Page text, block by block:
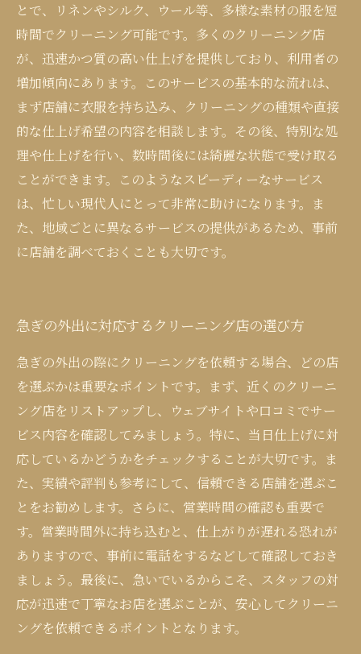
とで、リネンやシルク、ウール等、多様な素材の服を短
時間でクリーニング可能です。多くのクリーニング店
が、迅速かつ質の高い仕上げを提供しており、利用者の
増加傾向にあります。このサービスの基本的な流れは、
まず店舗に衣服を持ち込み、クリーニングの種類や直接
的な仕上げ希望の内容を相談します。その後、特別な処
理や仕上げを行い、数時間後には綺麗な状態で受け取る
ことができます。このようなスピーディーなサービス
は、忙しい現代人にとって非常に助けになります。ま
た、地域ごとに異なるサービスの提供があるため、事前
に店舗を調べておくことも大切です。
急ぎの外出に対応するクリーニング店の選び方
急ぎの外出の際にクリーニングを依頼する場合、どの店
を選ぶかは重要なポイントです。まず、近くのクリーニ
ング店をリストアップし、ウェブサイトや口コミでサー
ビス内容を確認してみましょう。特に、当日仕上げに対
応しているかどうかをチェックすることが大切です。ま
た、実績や評判も参考にして、信頼できる店舗を選ぶこ
とをお勧めします。さらに、営業時間の確認も重要で
す。営業時間外に持ち込むと、仕上がりが遅れる恐れが
ありますので、事前に電話をするなどして確認しておき
ましょう。最後に、急いでいるからこそ、スタッフの対
応が迅速で丁寧なお店を選ぶことが、安心してクリーニ
ングを依頼できるポイントとなります。